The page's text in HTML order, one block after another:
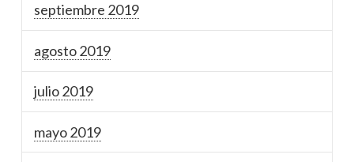
septiembre 2019
agosto 2019
julio 2019
mayo 2019